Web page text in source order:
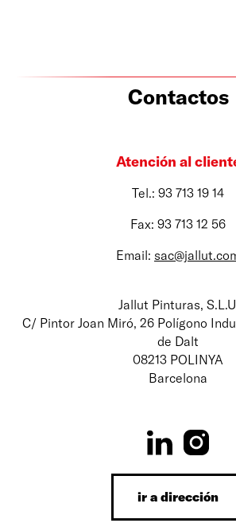
Contactos
Atención al
Tel.: 93 713 19 14
Fax: 93 713 12 56
Email:
Jallut Pinturas,
C/ Pintor Joan Miró, 26 Polígono
de Dalt
08213 POLINYA
Barcelona
ir a dirección